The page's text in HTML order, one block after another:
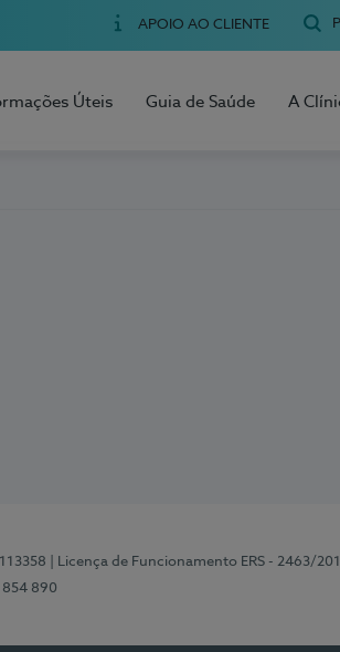
APOIO AO CLIENTE
Úteis Guia de Saúde A
| Licença de Funcionamento ERS - 2463/
854 890